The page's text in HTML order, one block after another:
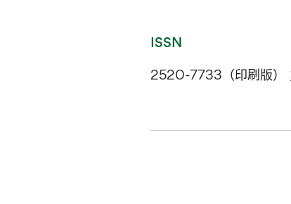
ISSN
2520-7733（印刷版）